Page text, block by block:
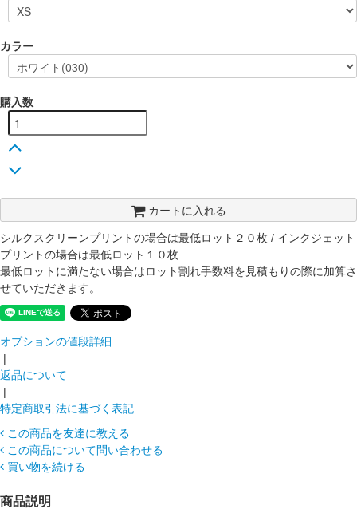
カラー
購入数
カートに入れる
シルクスクリーンプリントの場合は最低ロット２０枚 / インクジェット
プリントの場合は最低ロット１０枚
最低ロットに満たない場合はロット割れ手数料を見積もりの際に加算さ
せていただきます。
オプションの値段詳細
|
返品について
|
特定商取引法に基づく表記
この商品を友達に教える
この商品について問い合わせる
買い物を続ける
商品説明